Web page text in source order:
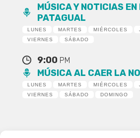
MÚSICA Y NOTICIAS EN
PATAGUAL
LUNES MARTES MIÉRCOLES
VIERNES
SÁBADO
9:00 PM
MÚSICA AL CAER LA
LUNES MARTES MIÉRCOLES
VIERNES
SÁBADO DOMINGO